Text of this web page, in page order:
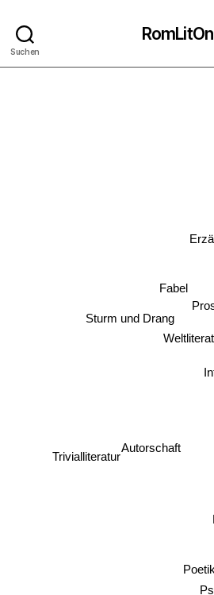
Suchen
RomLitOn